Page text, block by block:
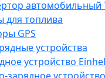
автомобильный
для топлива
GPS
устройства
устройство